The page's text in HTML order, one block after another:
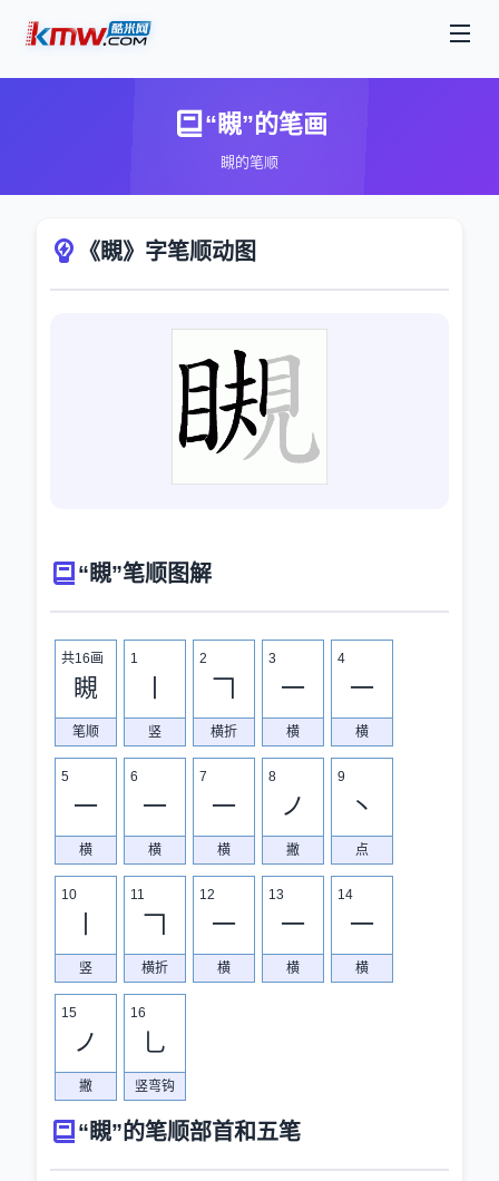
“瞡”的笔画
瞡的笔顺
《瞡》字笔顺动图
“瞡”笔顺图解
共16画
瞡
笔顺
1
竖
2
𠃍
横折
3
一
横
4
一
横
5
一
横
6
一
横
7
一
横
8
ノ
撇
9
丶
点
10
竖
11
𠃍
横折
12
一
横
13
一
横
14
一
横
15
ノ
撇
16
乚
竖弯钩
“瞡”的笔顺部首和五笔